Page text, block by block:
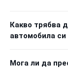
Какво трябва
автомобила
Мога ли да